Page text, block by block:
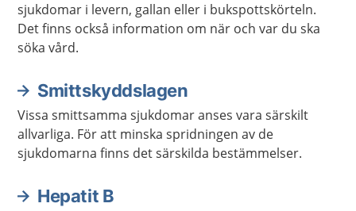
sjukdomar i levern, gallan eller i bukspottskörteln.
Det finns också information om när och var du ska
söka vård.
Smittskyddslagen
Vissa smittsamma sjukdomar anses vara särskilt
allvarliga. För att minska spridningen av de
sjukdomarna finns det särskilda bestämmelser.
Hepatit B